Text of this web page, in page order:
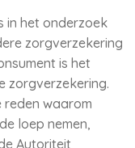
in het onderzoek
zorgverzekering
is het
zorgverzekering.
waarom
loep nemen,
Autoriteit